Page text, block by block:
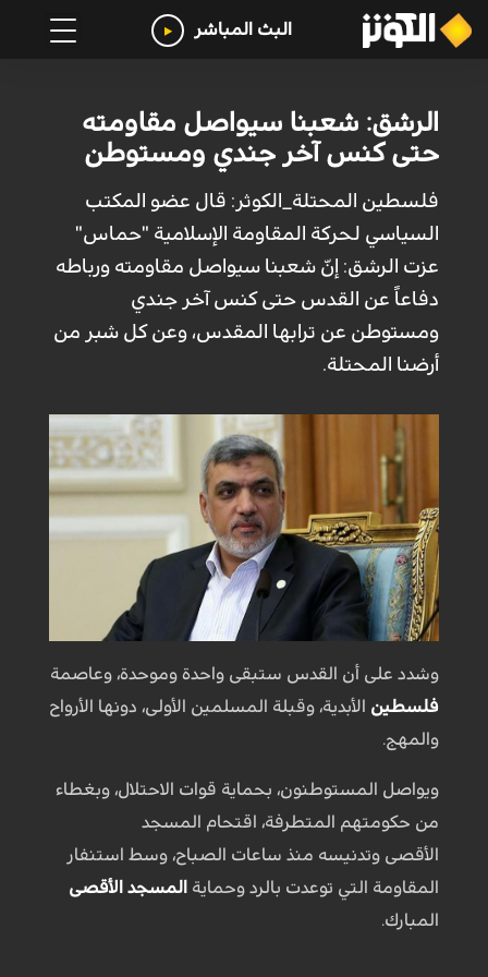
البث المباشر
الرشق: شعبنا سيواصل مقاومته
حتى كنس آخر جندي ومستوطن
فلسطين المحتلة_الكوثر: قال عضو المكتب
السياسي لحركة المقاومة الإسلامية "حماس"
عزت الرشق: إنّ شعبنا سيواصل مقاومته ورباطه
دفاعاً عن القدس حتى كنس آخر جندي
ومستوطن عن ترابها المقدس، وعن كل شبر من
أرضنا المحتلة.
وشدد على أن القدس ستبقى واحدة وموحدة، وعاصمة
فلسطين الأبدية، وقبلة المسلمين الأولى، دونها الأرواح
والمهج.
ويواصل المستوطنون، بحماية قوات الاحتلال، وبغطاء
من حكومتهم المتطرفة، اقتحام المسجد
الأقصى وتدنيسه منذ ساعات الصباح، وسط استنفار
المقاومة التي توعدت بالرد وحماية المسجد الأقصى
المبارك.